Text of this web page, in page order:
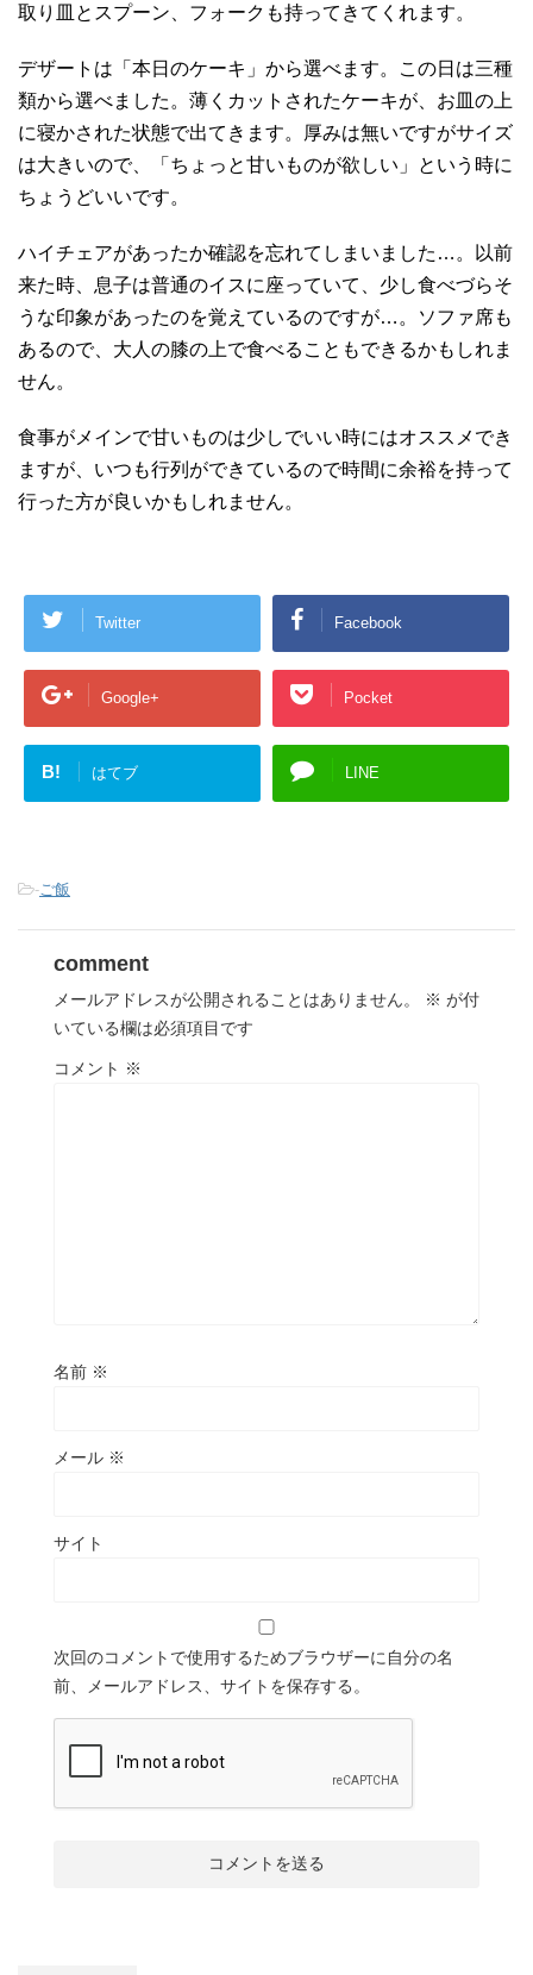
取り皿とスプーン、フォークも持ってきてくれます。
デザートは「本日のケーキ」から選べます。この日は三種
類から選べました。薄くカットされたケーキが、お皿の上
に寝かされた状態で出てきます。厚みは無いですがサイズ
は大きいので、「ちょっと甘いものが欲しい」という時に
ちょうどいいです。
ハイチェアがあったか確認を忘れてしまいました…。以前
来た時、息子は普通のイスに座っていて、少し食べづらそ
うな印象があったのを覚えているのですが…。ソファ席も
あるので、大人の膝の上で食べることもできるかもしれま
せん。
食事がメインで甘いものは少しでいい時にはオススメでき
ますが、いつも行列ができているので時間に余裕を持って
行った方が良いかもしれません。
Twitter Facebook
Google+ Pocket
B! はてブ LINE
- ご飯
comment
メールアドレスが公開されることはありません。 ※ が付
いている欄は必須項目です
コメント ※
名前 ※
メール ※
サイト
次回のコメントで使用するためブラウザーに自分の名
前、メールアドレス、サイトを保存する。